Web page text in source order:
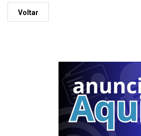
Voltar